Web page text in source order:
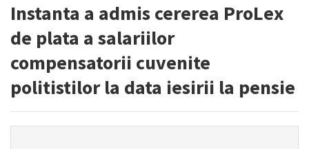
Instanta a admis cererea ProLex
de plata a salariilor
compensatorii cuvenite
politistilor la data iesirii la pensie